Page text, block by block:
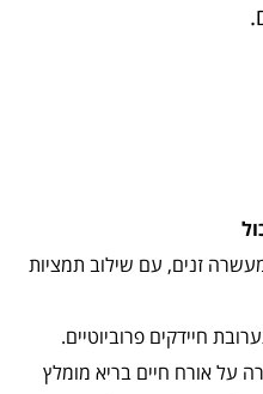
מעשרה זנים, עם שילוב תמציות
חיידקים פרוביוטיים.
על אורח חיים בריא מומלץ